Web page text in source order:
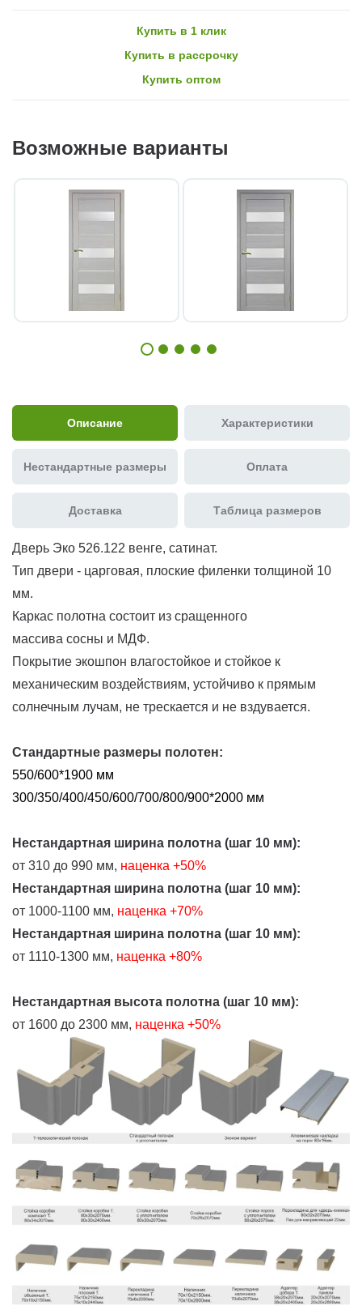
Купить в 1 клик
Купить в рассрочку
Купить оптом
Возможные варианты
Описание Характеристики
Нестандартные размеры Оплата
Доставка Таблица размеров
Дверь Эко 526.122 венге, сатинат.
Тип двери - царговая, плоские филенки толщиной 10
мм.
Каркас полотна состоит из сращенного
массива сосны и МДФ.
Покрытие экошпон влагостойкое и стойкое к
механическим воздействиям, устойчиво к прямым
солнечным лучам, не трескается и не вздувается.
Стандартные размеры полотен:
550/600*1900 мм
300/350/400/450/600/700/800/900*2000 мм
Нестандартная ширина полотна (шаг 10 мм):
от 310 до 990 мм, наценка +50%
Нестандартная ширина полотна (шаг 10 мм):
от 1000-1100 мм, наценка +70%
Нестандартная ширина полотна (шаг 10 мм):
от 1110-1300 мм, наценка +80%
Нестандартная высота полотна (шаг 10 мм):
от 1600 до 2300 мм, наценка +50%